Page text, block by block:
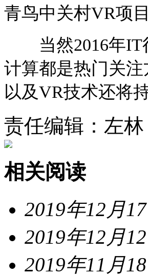
青鸟中关村VR项
当然2016年IT
计算都是热门关
以及VR技术还将
责任编辑：左林
相关阅读
2019年12月
2019年12月
2019年11月